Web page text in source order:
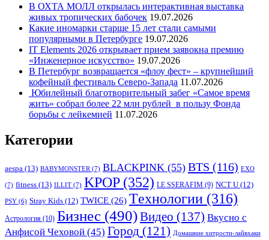
В ОХТА МОЛЛ открылась интерактивная выставка
живых тропических бабочек 19.07.2026
Какие иномарки старше 15 лет стали самыми
популярными в Петербурге 19.07.2026
IT Elements 2026 открывает прием заявокна премию
«Инженерное искусство» 19.07.2026
В Петербург возвращается «флоу фест» – крупнейший
кофейный фестиваль Северо-Запада 11.07.2026
Юбилейный благотворительный забег «Самое время
жить» собрал более 22 млн рублей в пользу Фонда
борьбы с лейкемией 11.07.2026
Категории
aespa (13) BABYMONSTER (7) BLACKPINK (55) BTS (116) EXO
(7) fitness (13) ILLIT (7) KPOP(352) LE SSERAFIM (9) NCT U (12)
PSY (6) Stray Kids (12) TWICE (26) Tехнологии (316)
Астрология (10) Бизнес (490)Видео (137) Вкусно с
Анфисой Чеховой (45) Город (121) Домашние хитрости-лайвхаки